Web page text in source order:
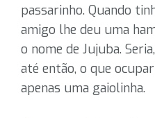
passarinho. Quando
amigo lhe deu uma
o nome de Jujuba.
até então, o que
apenas uma gaiolinha.